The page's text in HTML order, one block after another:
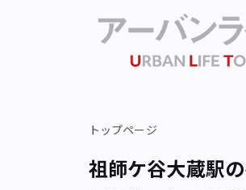
トップページ
祖師ケ谷大蔵駅